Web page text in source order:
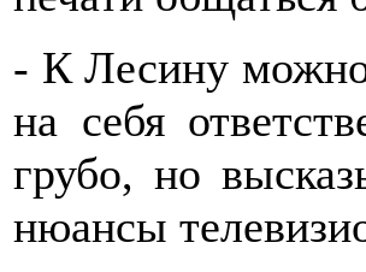
- К Лесину можно
на себя
грубо, но
нюансы